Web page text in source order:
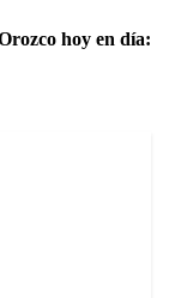
hoy en día: